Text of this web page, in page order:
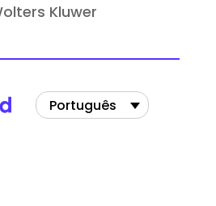
Kluwer
Português